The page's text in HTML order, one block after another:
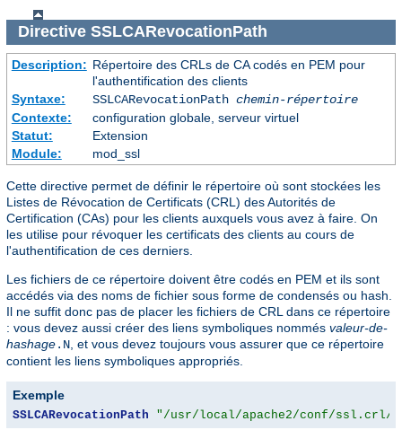
Directive SSLCARevocationPath
Description: Répertoire des CRLs de CA codés en PEM pour
l'authentification des clients
Syntaxe:
SSLCARevocationPath chemin-répertoire
Contexte:
configuration globale, serveur virtuel
Statut:
Extension
Module:
mod_ssl
Cette directive permet de définir le répertoire où sont stockées les
Listes de Révocation de Certificats (CRL) des Autorités de
Certification (CAs) pour les clients auxquels vous avez à faire. On
les utilise pour révoquer les certificats des clients au cours de
l'authentification de ces derniers.
Les fichiers de ce répertoire doivent être codés en PEM et ils sont
accédés via des noms de fichier sous forme de condensés ou hash.
Il ne suffit donc pas de placer les fichiers de CRL dans ce répertoire
: vous devez aussi créer des liens symboliques nommés valeur-de-
hashage.N , et vous devez toujours vous assurer que ce répertoire
contient les liens symboliques appropriés.
Exemple
SSLCARevocationPath "/usr/local/apache2/conf/ssl.crl/"